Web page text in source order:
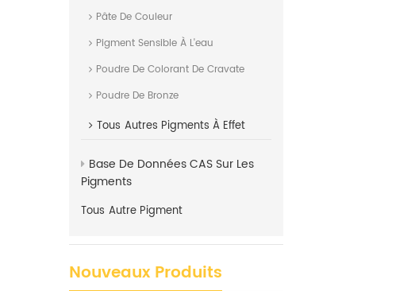
Pâte De Couleur
Pigment Sensible À L'eau
Poudre De Colorant De Cravate
Poudre De Bronze
Tous Autres Pigments À Effet
Base De Données CAS Sur Les
Pigments
Tous Autre Pigment
Nouveaux Produits